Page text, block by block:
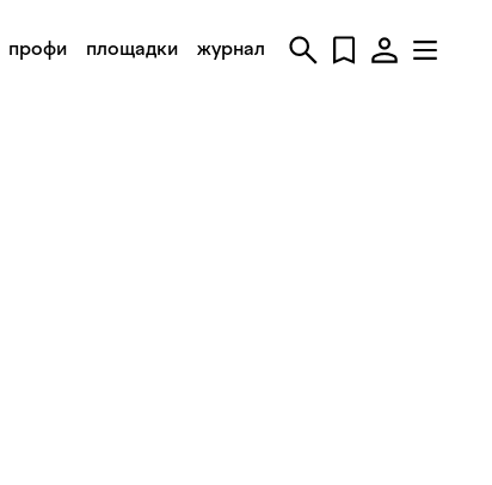
профи площадки журнал